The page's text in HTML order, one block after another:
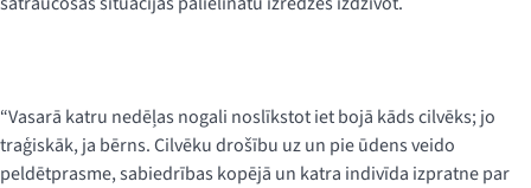
“Vasarā katru nedēļas nogali noslīkstot iet bojā kāds cilvēks; jo
traģiskāk, ja bērns. Cilvēku drošību uz un pie ūdens veido
peldētprasme, sabiedrības kopējā un katra indivīda izpratne par